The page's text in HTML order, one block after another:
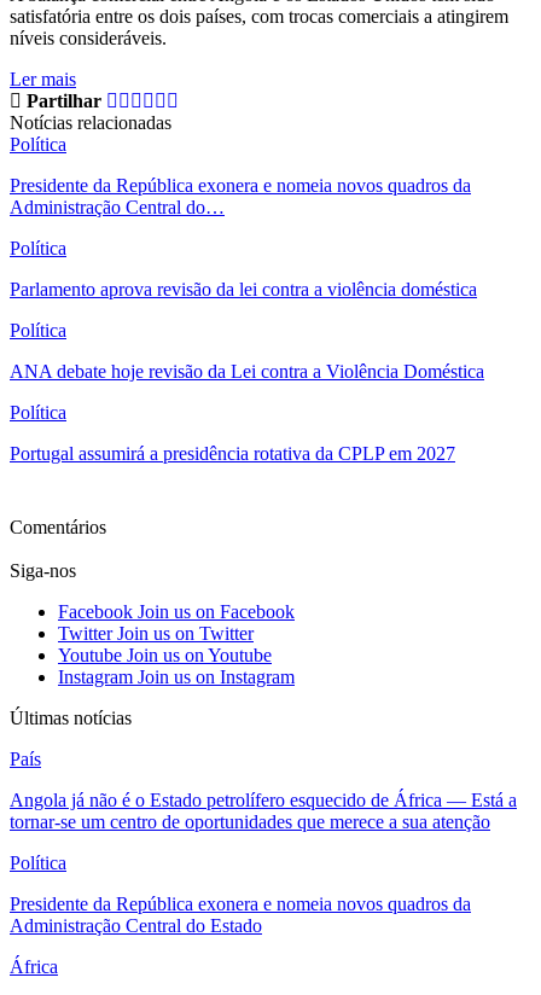
satisfatória entre os dois países, com trocas comerciais a atingirem
níveis consideráveis.
Ler mais
Partilhar
Notícias relacionadas
Política
Presidente da República exonera e nomeia novos quadros da
Administração Central do…
Política
Parlamento aprova revisão da lei contra a violência doméstica
Política
ANA debate hoje revisão da Lei contra a Violência Doméstica
Política
Portugal assumirá a presidência rotativa da CPLP em 2027
Comentários
Siga-nos
Facebook Join us on Facebook
Twitter Join us on Twitter
Youtube Join us on Youtube
Instagram Join us on Instagram
Últimas notícias
País
Angola já não é o Estado petrolífero esquecido de África — Está a
tornar-se um centro de oportunidades que merece a sua atenção
Política
Presidente da República exonera e nomeia novos quadros da
Administração Central do Estado
África